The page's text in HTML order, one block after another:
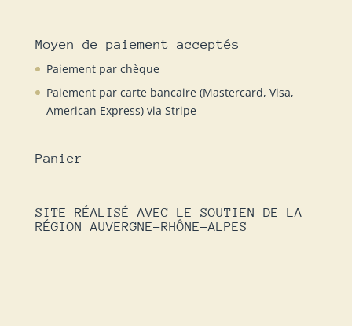
Moyen de paiement acceptés
Paiement par chèque
Paiement par carte bancaire (Mastercard, Visa,
American Express) via Stripe
Panier
SITE RÉALISÉ AVEC LE SOUTIEN DE LA
RÉGION AUVERGNE-RHÔNE-ALPES